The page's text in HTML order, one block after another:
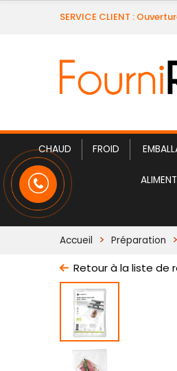
SERVICE CLIENT :
CHAUD FROID
Accueil Préparation
Retour à la liste de